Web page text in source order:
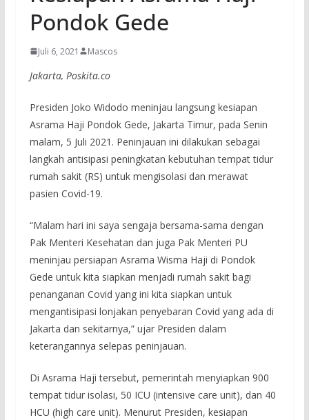
Pondok Gede
Juli 6, 2021 Mascos
Jakarta, Poskita.co
Presiden Joko Widodo meninjau langsung kesiapan
Asrama Haji Pondok Gede, Jakarta Timur, pada Senin
malam, 5 Juli 2021. Peninjauan ini dilakukan sebagai
langkah antisipasi peningkatan kebutuhan tempat tidur
rumah sakit (RS) untuk mengisolasi dan merawat
pasien Covid-19.
“Malam hari ini saya sengaja bersama-sama dengan
Pak Menteri Kesehatan dan juga Pak Menteri PU
meninjau persiapan Asrama Wisma Haji di Pondok
Gede untuk kita siapkan menjadi rumah sakit bagi
penanganan Covid yang ini kita siapkan untuk
mengantisipasi lonjakan penyebaran Covid yang ada di
Jakarta dan sekitarnya,” ujar Presiden dalam
keterangannya selepas peninjauan.
Di Asrama Haji tersebut, pemerintah menyiapkan 900
tempat tidur isolasi, 50 ICU (intensive care unit), dan 40
HCU (high care unit). Menurut Presiden, kesiapan